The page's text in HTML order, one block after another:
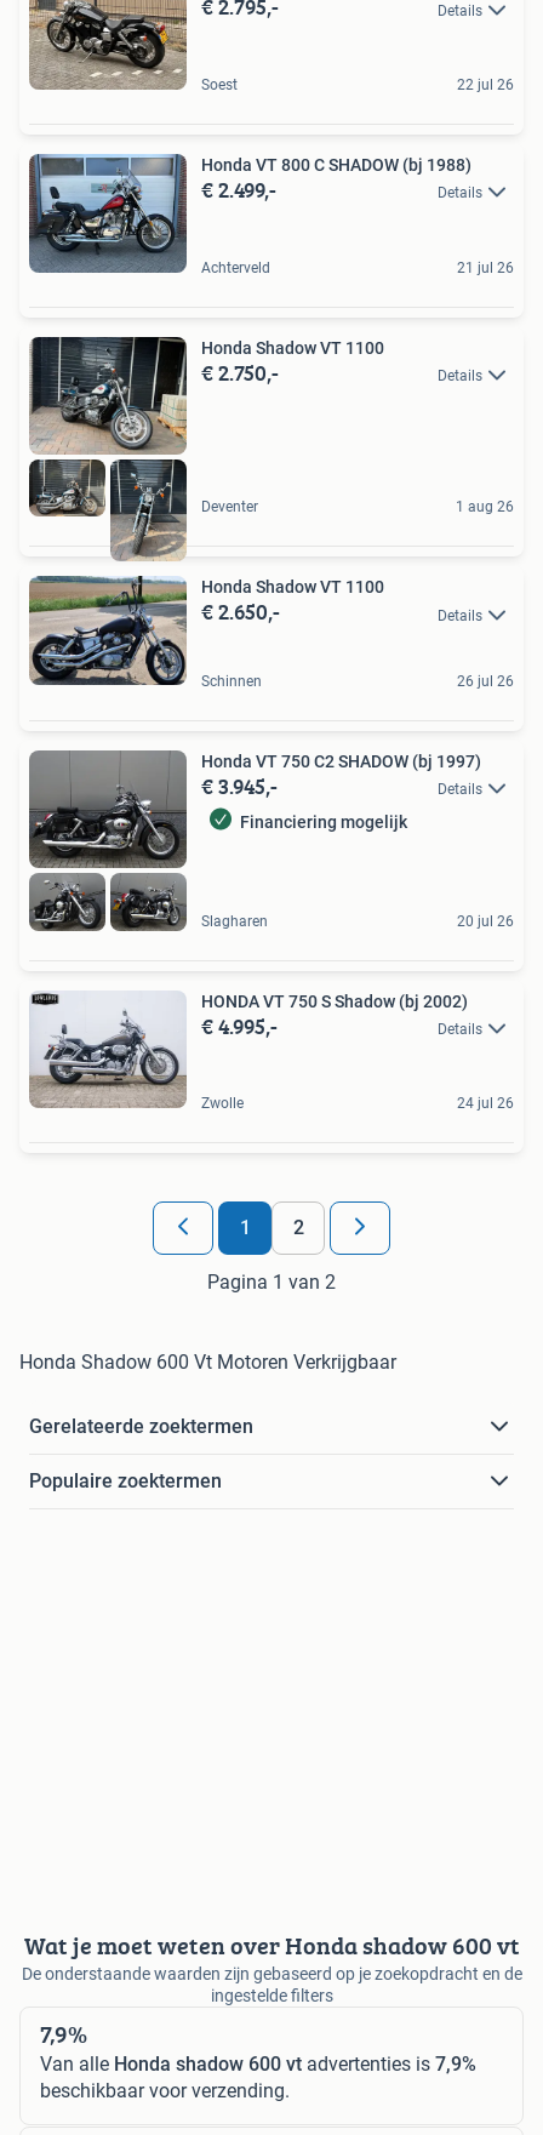
€ 2.795,- Details
Soest 22 jul 26
Honda VT 800 C SHADOW (bj 1988)
€ 2.499,- Details
Achterveld 21 jul 26
Honda Shadow VT 1100
€ 2.750,- Details
Deventer 1 aug 26
Honda Shadow VT 1100
€ 2.650,- Details
Schinnen 26 jul 26
Honda VT 750 C2 SHADOW (bj 1997)
€ 3.945,- Details
Financiering mogelijk
Slagharen 20 jul 26
HONDA VT 750 S Shadow (bj 2002)
€ 4.995,- Details
Zwolle 24 jul 26
1 2
Pagina 1 van 2
Honda Shadow 600 Vt Motoren Verkrijgbaar
Gerelateerde zoektermen
Populaire zoektermen
Wat je moet weten over Honda shadow 600 vt
De onderstaande waarden zijn gebaseerd op je zoekopdracht en de
ingestelde filters
7,9%
Van alle Honda shadow 600 vt advertenties is 7,9%
beschikbaar voor verzending.